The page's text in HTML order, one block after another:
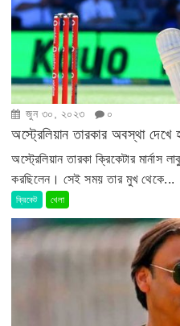
জুন ৩০, ২০২৩ ০
অস্ট্রেলিয়ান তারকার অবস্থা দেখে
অস্ট্রেলিয়ান তারকা ক্রিকেটার মার্নাস
করছিলেন। সেই সময় তার মুখ থেকে...
ক্রিকেট খেলা